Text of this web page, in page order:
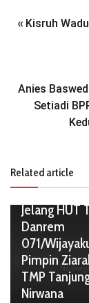
« Kisruh
Anies
Setiadi
Related article
No Image
Jelang HUT
Danrem
071/
Pimpin
TMP
Nirwana